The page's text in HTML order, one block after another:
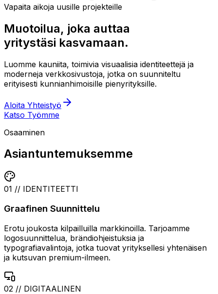
Vapaita aikoja uusille projekteille
Muotoilua, joka auttaa
yritystäsi kasvamaan.
Luomme kauniita, toimivia visuaalisia identiteettejä ja
moderneja verkkosivustoja, jotka on suunniteltu
erityisesti kunnianhimoisille pienyrityksille.
Aloita Yhteistyö
Katso Työmme
Osaaminen
Asiantuntemuksemme
01 // IDENTITEETTI
Graafinen Suunnittelu
Erotu joukosta kilpailluilla markkinoilla. Tarjoamme
logosuunnittelua, brändiohjeistuksia ja
typografiavalintoja, jotka tuovat yrityksellesi yhtenäisen
ja kutsuvan premium-ilmeen.
02 // DIGITAALINEN